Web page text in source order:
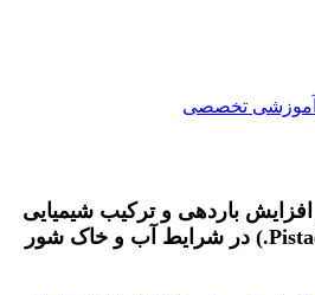
آموزشی تخصصی
افزایش باردهی و ترکیب شیمیایی